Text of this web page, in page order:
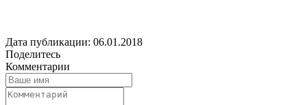
Дата публикации: 06.01.2018
Поделитесь
Комментарии